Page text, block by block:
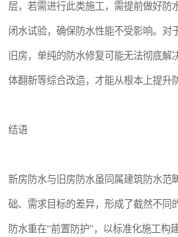
层，若需进行此类施工，需提前做好防
闭水试验，确保防水性能不受影响。对
旧房，单纯的防水修复可能无法彻底
体翻新等综合改造，才能从根本上提升
结语
新房防水与旧房防水虽同属建筑防水范
础、需求目标的差异，形成了截然不同
防水重在“前置防护”，以标准化施工构